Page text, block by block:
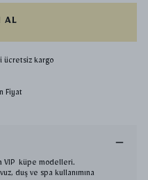
AL
ücretsiz kargo
Fiyat
VIP küpe modelleri.
duş ve spa kullanımına